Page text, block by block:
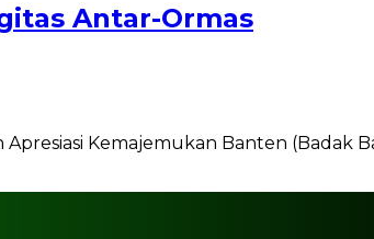
Antar-Ormas
Apresiasi Kemajemukan Banten (Badak